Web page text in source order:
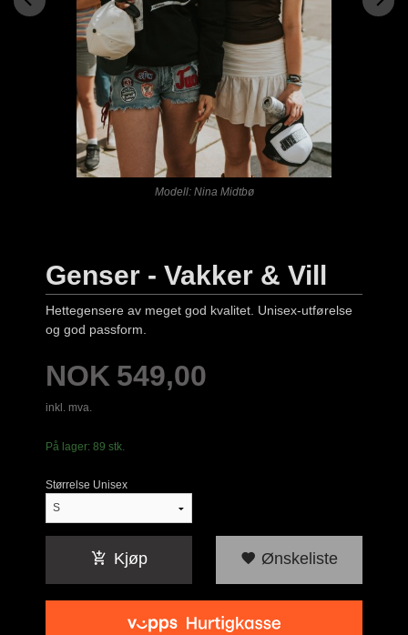
Modell: Nina Midtbø
Genser - Vakker & Vill
Hettegensere av meget god kvalitet. Unisex-utførelse
og god passform.
Pris
NOK 549,00
inkl. mva.
På lager: 89 stk.
Størrelse Unisex
Kjøp Ønskeliste